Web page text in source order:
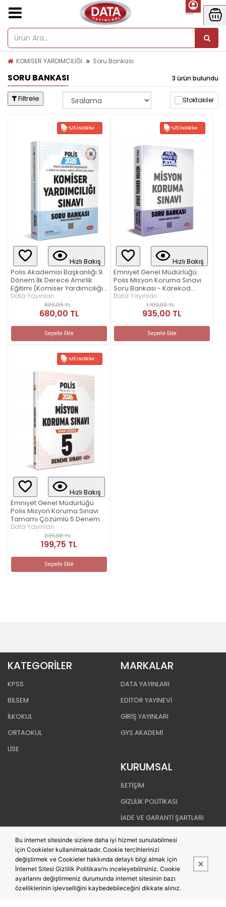
KOMİSER YARDIMCILIĞI Soru Bankası
SORU BANKASI 3 ürün bulundu
Filtrele Stoktakiler
%15 İNDIRIM
Hızlı Bakış
Polis Akademisi Başkanlığı 9.
Dönem İlk Derece Amirlik
Eğitimi (Komiser Yardımcılığı)
Yazılı Sınavı Soru Bankası -
Karekod Çözümlü
Data Yayınları
800,00 TL
680,00 TL
Sepete Ekle
%15 İNDIRIM
Hızlı Bakış
Emniyet Genel Müdürlüğü
Polis Misyon Koruma Sınavı
Soru Bankası - Karekod
Çözümlü
Data Yayınları
1.100,00 TL
935,00 TL
Sepete Ekle
%15 İNDIRIM
Hızlı Bakış
Emniyet Genel Müdürlüğü
Polis Misyon Koruma Sınavı
Tamamı Çözümlü 5 Deneme
Sınavı
Data Yayınları
235,00 TL
199,75 TL
Sepete Ekle
KATEGORİLER
KPSS
BİLSEM
İLKOKUL
ORTAOKUL
LİSE
MARKALAR
DATA YAYINLARI
EDİTÖR YAYINEVİ
GİRİŞ YAYINLARI
GYS AKADEMİ
KURUMSAL
İLETİŞİM
GİZLİLİK POLİTİKASI
İADE VE GARANTİ ŞARTLARI
MESAFELİ SATIŞ SÖZLEŞMESİ
Bu site,PobolEti®Entegre E-ticaret Sistemi ile hazırlanmıştır.
Bu internet sitesinde sizlere daha iyi hizmet sunulabilmesi
için Cookieler kullanılmaktadır. Cookie tercihlerinizi
değiştirmek ve Cookieler hakkında detaylı bilgi almak için
İnternet Sitesi Gizlilik Politikası’nı inceleyebilirsiniz. Cookie
ayarlarını değiştirmeniz durumunda internet sitesinin bazı
özelliklerinin işlevselliğini kaybedebileceğini dikkate alınız.